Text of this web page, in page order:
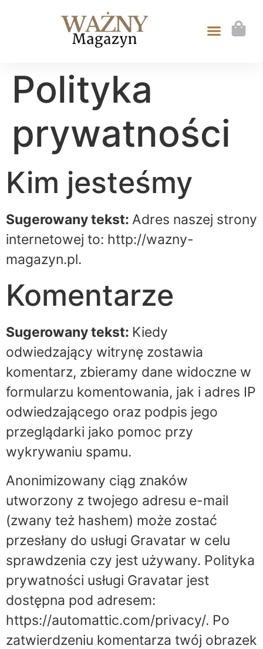
Polityka
prywatności
Kim jesteśmy
Sugerowany tekst: Adres naszej strony
internetowej to: http://wazny-
magazyn.pl.
Komentarze
Sugerowany tekst: Kiedy
odwiedzający witrynę zostawia
komentarz, zbieramy dane widoczne w
formularzu komentowania, jak i adres IP
odwiedzającego oraz podpis jego
przeglądarki jako pomoc przy
wykrywaniu spamu.
Anonimizowany ciąg znaków
utworzony z twojego adresu e-mail
(zwany też hashem) może zostać
przesłany do usługi Gravatar w celu
sprawdzenia czy jest używany. Polityka
prywatności usługi Gravatar jest
dostępna pod adresem:
https://automattic.com/privacy/. Po
zatwierdzeniu komentarza twój obrazek